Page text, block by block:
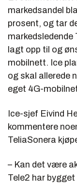
markedsandel
prosent, og tar
markedsledende
lagt opp til og
mobilnett. Ice
og skal allerede
eget 4G-
Ice-sjef Eivind
kommentere
TeliaSonera
– Kan det være
Tele2 har